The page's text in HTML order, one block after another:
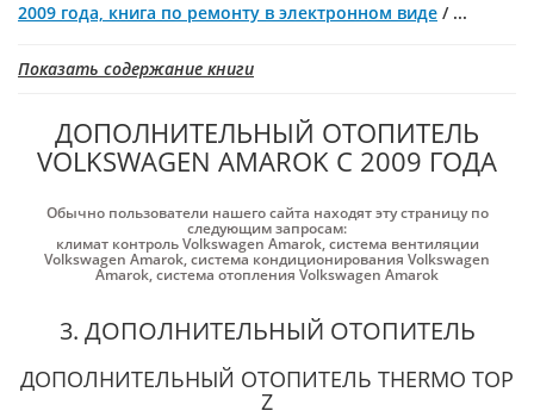
2009 года, книга по ремонту в электронном виде / ...
Показать содержание книги
ДОПОЛНИТЕЛЬНЫЙ ОТОПИТЕЛЬ
VOLKSWAGEN AMAROK С 2009 ГОДА
Обычно пользователи нашего сайта находят эту страницу по
следующим запросам:
климат контроль Volkswagen Amarok,система вентиляции
Volkswagen Amarok,система кондиционирования Volkswagen
Amarok,система отопления Volkswagen Amarok
3. ДОПОЛНИТЕЛЬНЫЙ ОТОПИТЕЛЬ
ДОПОЛНИТЕЛЬНЫЙ ОТОПИТЕЛЬ THERMO TOP
Z